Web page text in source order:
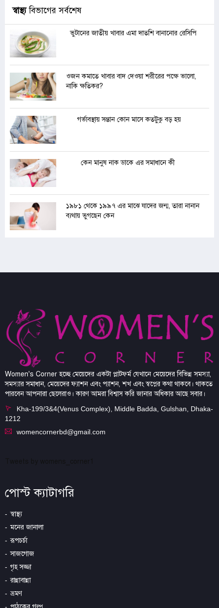
স্বাস্থ্যবিভাগের সর্বশেষ
ভুটানের জাতীয় খাবার এমা দাতশি বানানোর রেসিপি
ওজন কমাতে খাবার বাদ দেওয়া শরীরের পক্ষে ভালো,
নাকি ক্ষতিকর?
গর্ভাবস্থায় সন্তান কোন মাসে কতটুকু বড় হয়
কেন মানুষ নাক ডাকে এর সমাধানে কী
১৯৮১ থেকে ১৯৯৭ এর মাঝে যাদের জন্ম, তারা নানান
ব্যথায় ভুগছেন কেন
Women's Corner হচ্ছে মেয়েদের একটা প্লাটফর্ম যেখানে মেয়েদের বিভিন্ন সমস্যা,
সমস্যার সমাধান, মেয়েদের ফ্যাশন এবং প্যাশন, শখ এবং স্বপ্নের কথা থাকবে। থাকতে
পারবেন আপনারা ছেলেরাও। কারণ আমরা বিশ্বাস করি জানার অধিকার আছে সবার।
Kha-199/3&4(Venus Complex), Middle Badda, Gulshan, Dhaka-
1212
womencornerbd@gmail.com
পোস্ট ক্যাটাগরি
স্বাস্থ্য
মনের জানালা
রূপচর্চা
সাজগোজ
গৃহ সজ্জা
রান্নাবান্না
ভ্রমণ